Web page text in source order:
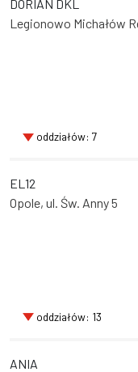
DORIAN DKL
Legionowo Michałów
oddziałów: 7
EL12
Opole, ul. Św. Anny 5
oddziałów: 13
ANIA